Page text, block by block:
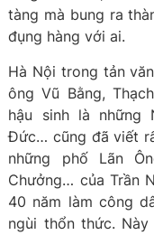
tàng mà bung ra
đụng hàng với ai.
Hà Nội trong tản
ông Vũ Bằng,
hậu sinh là những
Đức… cũng đã viết
những phố Lãn
Chưởng… của Trần
40 năm làm công
ngùi thổn thức.